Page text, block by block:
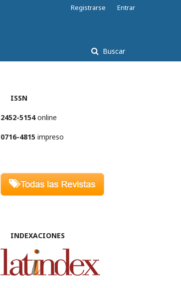
Buscar
Registrarse Entrar
ISSN
2452-5154online
0716-4815 impreso
INDEXACIONES